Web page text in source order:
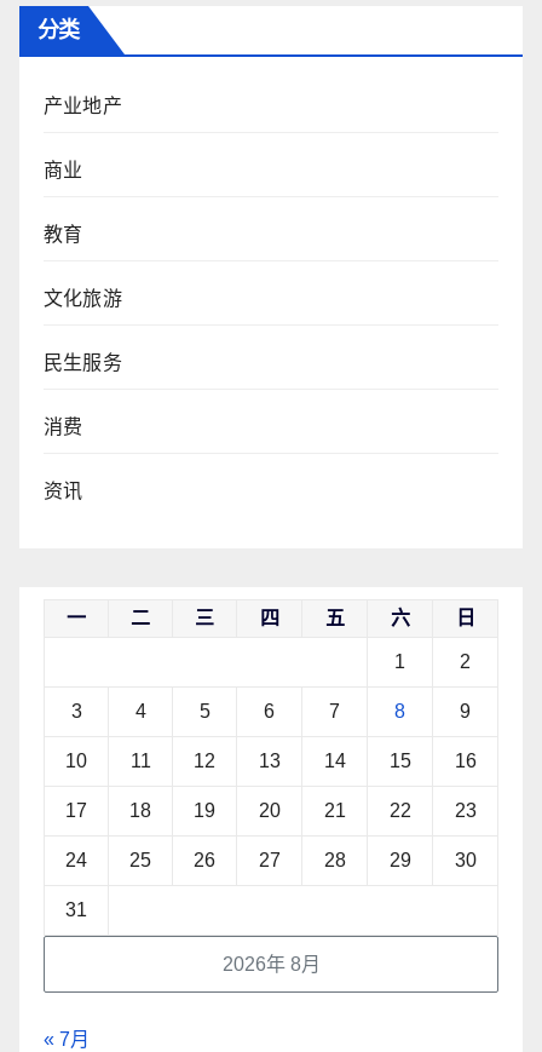
分类
产业地产
商业
教育
文化旅游
民生服务
消费
资讯
2026年 8月
一 二 三 四 五 六 日
1 2
3 4 5 6 7 8 9
10 11 12 13 14 15 16
17 18 19 20 21 22 23
24 25 26 27 28 29 30
31
« 7月